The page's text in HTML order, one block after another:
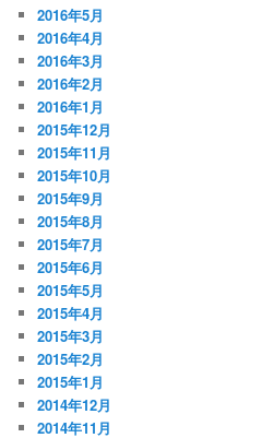
2016年5月
2016年4月
2016年3月
2016年2月
2016年1月
2015年12月
2015年11月
2015年10月
2015年9月
2015年8月
2015年7月
2015年6月
2015年5月
2015年4月
2015年3月
2015年2月
2015年1月
2014年12月
2014年11月